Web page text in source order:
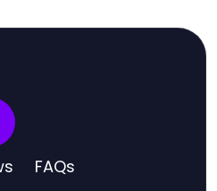
FAQs